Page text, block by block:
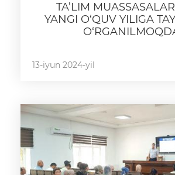
TA’LIM
YANGI O‘QUV YILIGA
13-iyun 2024-yil